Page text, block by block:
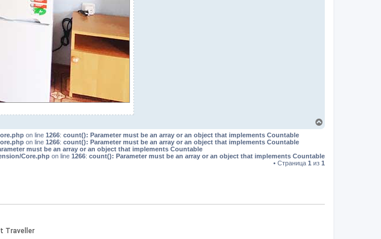
у
н
on line 1266: count(): Parameter must be an array or an object that implements Countable
on line 1266: count(): Parameter must be an array or an object that implements Countable
must be an array or an object that implements Countable
Core.php on line 1266: count(): Parameter must be an array or an object that implements Countable
• Страница 1 из 1